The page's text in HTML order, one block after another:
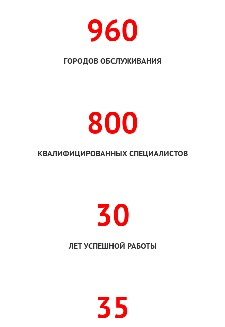
960
ГОРОДОВ ОБСЛУЖИВАНИЯ
800
КВАЛИФИЦИРОВАННЫХ СПЕЦИАЛИСТОВ
30
ЛЕТ УСПЕШНОЙ РАБОТЫ
35